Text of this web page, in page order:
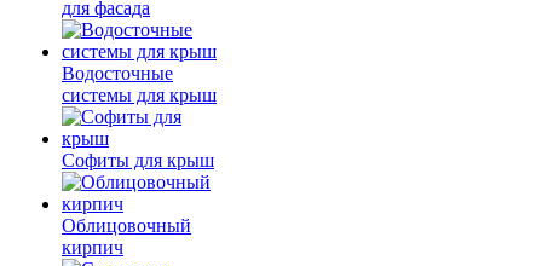
для фасада
Водосточные
системы для крыш
Софиты для крыш
Облицовочный
кирпич